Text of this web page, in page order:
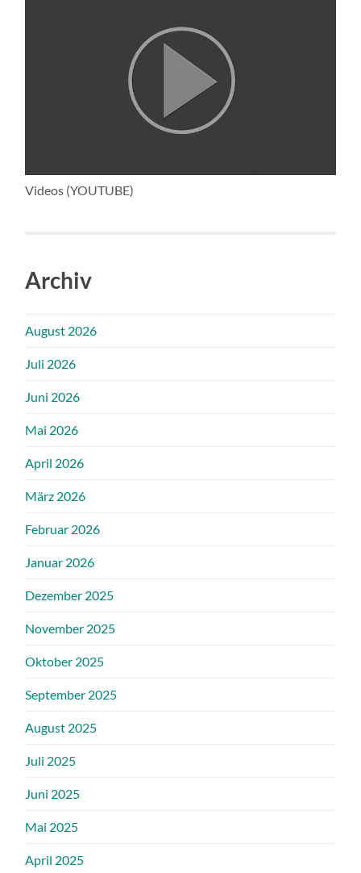
Videos (YOUTUBE)
Archiv
August 2026
Juli 2026
Juni 2026
Mai 2026
April 2026
März 2026
Februar 2026
Januar 2026
Dezember 2025
November 2025
Oktober 2025
September 2025
August 2025
Juli 2025
Juni 2025
Mai 2025
April 2025